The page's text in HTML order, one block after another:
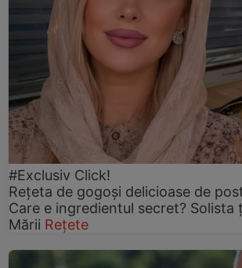
#Exclusiv Click!
Rețeta de gogoşi delicioase de
Care e ingredientul secret?
Mării Rețete